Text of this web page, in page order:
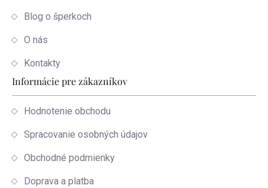
Blog o šperkoch
O nás
Kontakty
Informácie pre zákazníkov
Hodnotenie obchodu
Spracovanie osobných údajov
Obchodné podmienky
Doprava a platba